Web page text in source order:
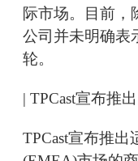
际市场。目前，
公司并未明确表
轮。
| TPCast宣布推
TPCast宣布推出